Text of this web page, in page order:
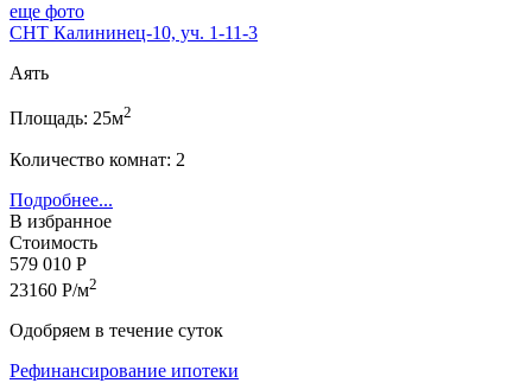
еще фото
СНТ Калининец-10, уч. 1-11-3
Аять
Площадь: 25м2
Количество комнат: 2
Подробнее...
В избранное
Стоимость
579 010 Р
23160 Р/м2
Одобряем в течение суток
Рефинансирование ипотеки